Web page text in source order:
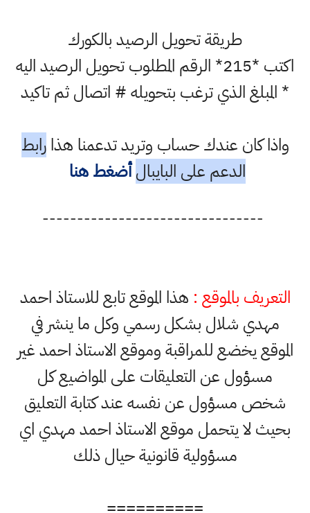
طريقة تحويل الرصيد بالكورك
اكتب *215* الرقم المطلوب تحويل الرصيد اليه
* المبلغ الذي ترغب بتحويله # اتصال ثم تاكيد
واذا كان عندك حساب وتريد تدعمنا هذارابط
الدعم على البايبال أضغط هنا
--------------------------------
التعريف بالموقع : هذا الموقع تابع للاستاذ احمد
مهدي شلال بشكل رسمي وكل ما ينشر في
الموقع يخضع للمراقبة وموقع الاستاذ احمد غير
مسؤول عن التعليقات على المواضيع كل
شخص مسؤول عن نفسه عند كتابة التعليق
بحيث لا يتحمل موقع الاستاذ احمد مهدي اي
مسؤولية قانونية حيال ذلك